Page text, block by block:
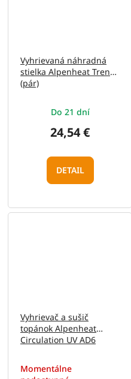
Vyhrievaná náhradná
stielka Alpenheat Trend
(pár)
Do 21 dní
24,54 €
DETAIL
Vyhrievač a sušič
topánok Alpenheat
Circulation UV AD6
Momentálne